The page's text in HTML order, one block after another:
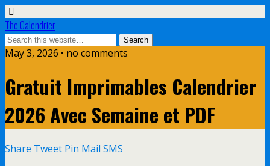
The Calendrier
May 3, 2026 • no comments
Gratuit Imprimables Calendrier
2026 Avec Semaine et PDF
Share Tweet Pin Mail SMS